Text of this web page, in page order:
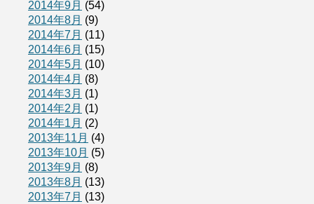
2014年9月 (54)
2014年8月 (9)
2014年7月 (11)
2014年6月 (15)
2014年5月 (10)
2014年4月 (8)
2014年3月 (1)
2014年2月 (1)
2014年1月 (2)
2013年11月 (4)
2013年10月 (5)
2013年9月 (8)
2013年8月 (13)
2013年7月 (13)